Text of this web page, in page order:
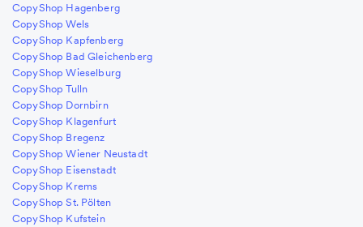
CopyShop Hagenberg
CopyShop Wels
CopyShop Kapfenberg
CopyShop Bad Gleichenberg
CopyShop Wieselburg
CopyShop Tulln
CopyShop Dornbirn
CopyShop Klagenfurt
CopyShop Bregenz
CopyShop Wiener Neustadt
CopyShop Eisenstadt
CopyShop Krems
CopyShop St. Pölten
CopyShop Kufstein